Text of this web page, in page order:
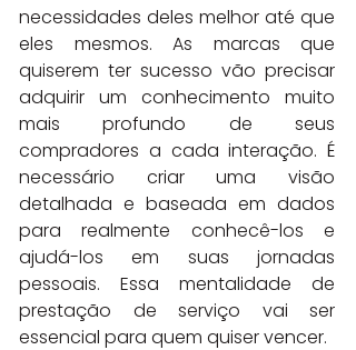
necessidades deles melhor até que
eles mesmos. As marcas que
quiserem ter sucesso vão precisar
adquirir um conhecimento muito
mais profundo de seus
compradores a cada interação. É
necessário criar uma visão
detalhada e baseada em dados
para realmente conhecê-los e
ajudá-los em suas jornadas
pessoais. Essa mentalidade de
prestação de serviço vai ser
essencial para quem quiser vencer.